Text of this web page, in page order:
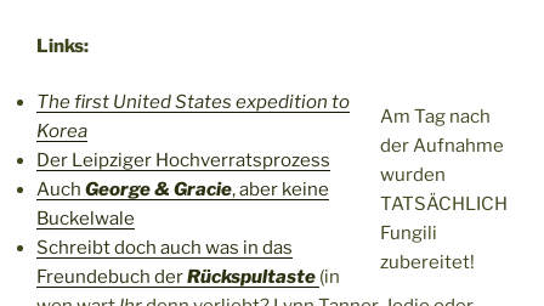
Links:
Am Tag nach
der Aufnahme
wurden
TATSÄCHLICH
Fungili
zubereitet!
The first United States expedition to
Korea
Der Leipziger Hochverratsprozess
Auch George & Gracie, aber keine
Buckelwale
Schreibt doch auch was in das
Freundebuch derRückspultaste (in